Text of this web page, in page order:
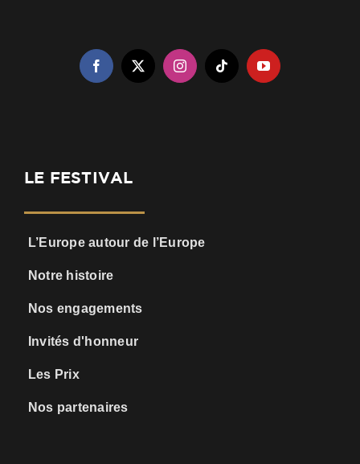
LE FESTIVAL
L’Europe autour de l’Europe
Notre histoire
Nos engagements
Invités d'honneur
Les Prix
Nos partenaires